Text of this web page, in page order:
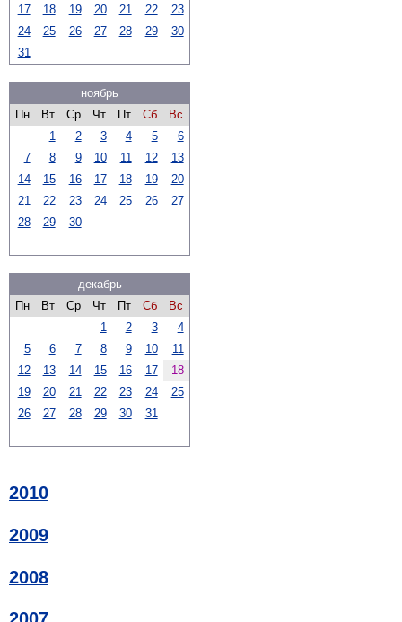
17
18 19 20 21 22
23
24
25 26 27 28 29
30
31
ноябрь
Пн
Вт Ср Чт Пт Сб
Вс
1
2 3 4 5
6
7
8 9 10 11 12
13
14
15 16 17 18 19
20
21
22 23 24 25 26
27
28
29 30
декабрь
Пн
Вт Ср Чт Пт Сб
Вс
1
2 3
4
5
6 7 8 9 10
11
12
13 14 15 16 17
18
19
20 21 22 23 24
25
26
27 28 29 30 31
2010
2009
2008